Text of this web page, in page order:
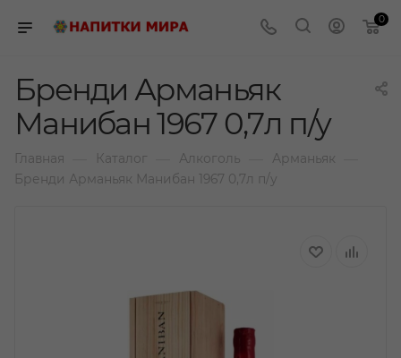
0
Бренди Арманьяк
Манибан 1967 0,7л п/у
Главная Каталог Алкоголь Арманьяк
Бренди Арманьяк Манибан 1967 0,7л п/у